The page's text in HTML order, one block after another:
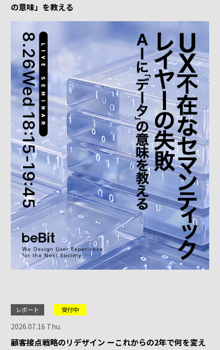
の意味」を教える
レポート 受付中
2026.07.16 Thu.
顧客接点戦略のリデザイン ーこれからの2年で何を変え